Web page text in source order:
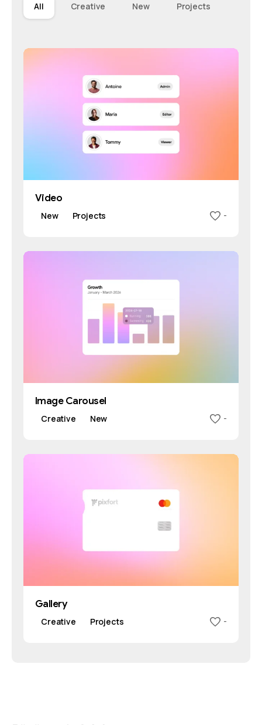
All Creative New Projects
Video
New Projects -
Image Carousel
Creative New -
Gallery
Creative Projects -